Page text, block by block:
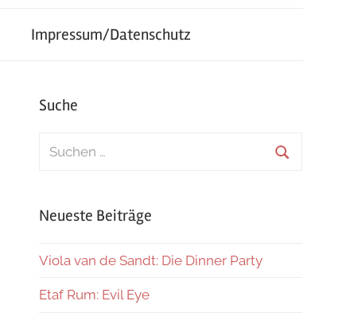
Impressum/Datenschutz
Suche
Suchen
Neueste Beiträge
Viola van de Sandt: Die Dinner Party
Etaf Rum: Evil Eye